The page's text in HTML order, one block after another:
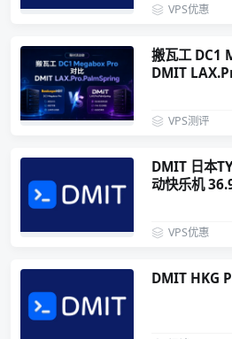
VPS优惠
搬瓦工 DC1
DMIT
VPS测评
DMIT 日本
动快乐机
VPS优惠
DMIT HKG